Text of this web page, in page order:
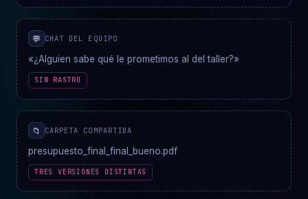
💬 CHAT DEL EQUIPO
«¿Alguien sabe qué le prometimos al del taller?»
SIN RASTRO
📁 CARPETA COMPARTIDA
presupuesto_final_final_bueno.pdf
TRES VERSIONES DISTINTAS